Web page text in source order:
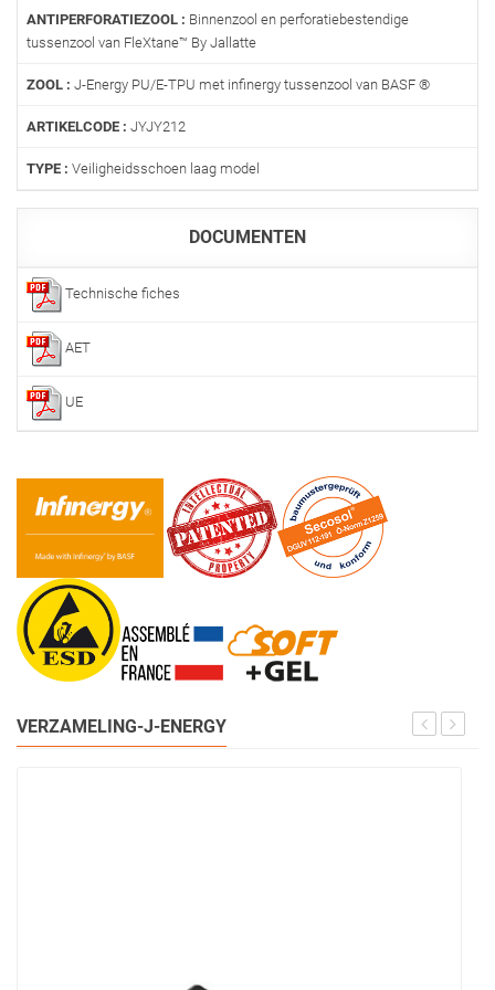
ANTIPERFORATIEZOOL : Binnenzool en perforatiebestendige
tussenzool van FleXtane™ By Jallatte
ZOOL : J-Energy PU/E-TPU met infinergy tussenzool van BASF ®
ARTIKELCODE : JYJY212
TYPE : Veiligheidsschoen laag model
DOCUMENTEN
Technische fiches
AET
UE
VERZAMELING-J-ENERGY